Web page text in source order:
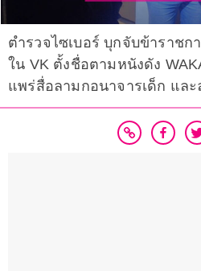
ตำรวจไซเบอร์ บุกจับข้าราชก
ใน VK ตั้งชื่อตามหนังดัง
แพร่สื่อลามกอนาจารเด็ก และ